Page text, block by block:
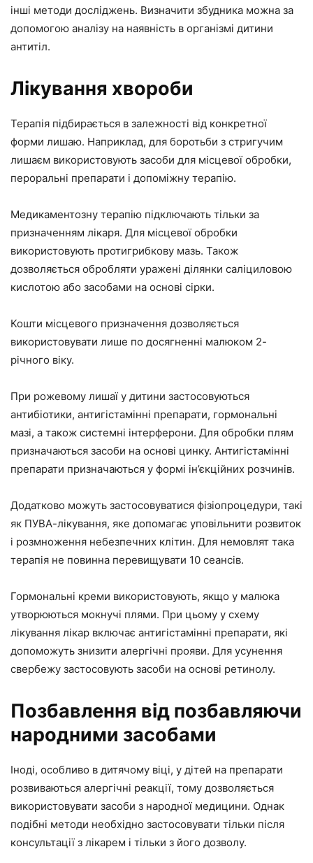
інші методи досліджень. Визначити збудника можна за
допомогою аналізу на наявність в організмі дитини
антитіл.
Лікування хвороби
Терапія підбирається в залежності від конкретної
форми лишаю. Наприклад, для боротьби з стригучим
лишаєм використовують засоби для місцевої обробки,
пероральні препарати і допоміжну терапію.
Медикаментозну терапію підключають тільки за
призначенням лікаря. Для місцевої обробки
використовують протигрибкову мазь. Також
дозволяється обробляти уражені ділянки саліциловою
кислотою або засобами на основі сірки.
Кошти місцевого призначення дозволяється
використовувати лише по досягненні малюком 2-
річного віку.
При рожевому лишаї у дитини застосовуються
антибіотики, антигістамінні препарати, гормональні
мазі, а також системні інтерферони. Для обробки плям
призначаються засоби на основі цинку. Антигістамінні
препарати призначаються у формі ін’єкційних розчинів.
Додатково можуть застосовуватися фізіопроцедури, такі
як ПУВА-лікування, яке допомагає уповільнити розвиток
і розмноження небезпечних клітин. Для немовлят така
терапія не повинна перевищувати 10 сеансів.
Гормональні креми використовують, якщо у малюка
утворюються мокнучі плями. При цьому у схему
лікування лікар включає антигістамінні препарати, які
допоможуть знизити алергічні прояви. Для усунення
свербежу застосовують засоби на основі ретинолу.
Позбавлення від позбавляючи
народними засобами
Іноді, особливо в дитячому віці, у дітей на препарати
розвиваються алергічні реакції, тому дозволяється
використовувати засоби з народної медицини. Однак
подібні методи необхідно застосовувати тільки після
консультації з лікарем і тільки з його дозволу.